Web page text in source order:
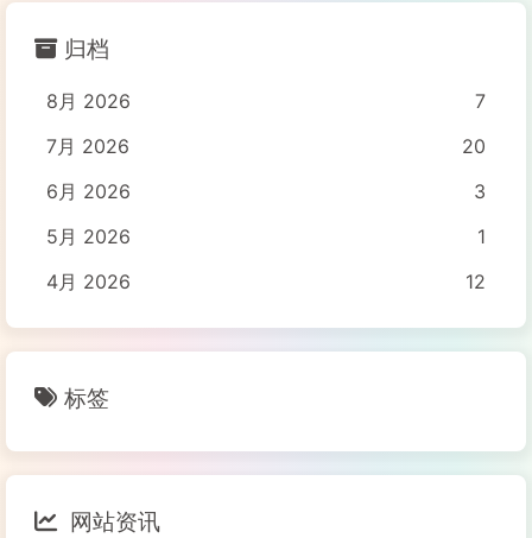
归档
8月 2026
7
7月 2026
20
6月 2026
3
5月 2026
1
4月 2026
12
标签
网站资讯